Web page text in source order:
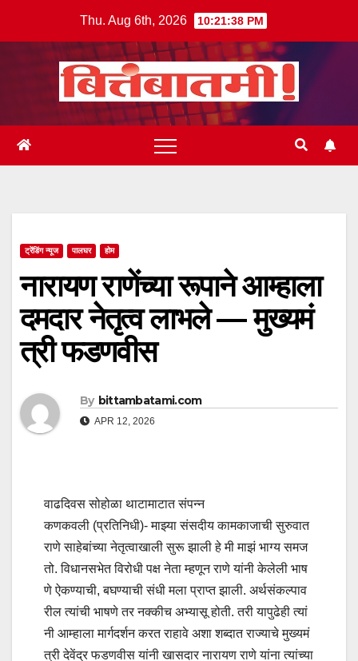
Thu. Aug 6th, 2026 10:21:39 PM
ट्रेंडिंग न्यूज पालघर होम
नारायण राणेंच्या रूपाने आम्हाला
दमदार नेतृत्व लाभले — मुख्यमं
त्री फडणवीस
By bittambatami.com
APR 12, 2026
वाढदिवस सोहोळा थाटामाटात संपन्न
कणकवली (प्रतिनिधी)- माझ्या संसदीय कामकाजाची सुरुवात
राणे साहेबांच्या नेतृत्वाखाली सुरू झाली हे मी माझं भाग्य समज
तो. विधानसभेत विरोधी पक्ष नेता म्हणून राणे यांनी केलेली भाष
णे ऐकण्याची, बघण्याची संधी मला प्राप्त झाली. अर्थसंकल्पाव
रील त्यांची भाषणे तर नक्कीच अभ्यासू होती. तरी यापुढेही त्यां
नी आम्हाला मार्गदर्शन करत राहावे अशा शब्दात राज्याचे मुख्यमं
त्री देवेंद्र फडणवीस यांनी खासदार नारायण राणे यांना त्यांच्या